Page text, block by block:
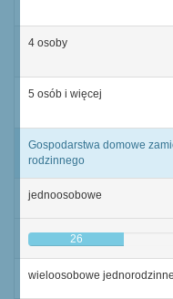
4 osoby
5 osób i więcej
Gospodarstwa domowe
rodzinnego
jednoosobowe
26
wieloosobowe jednorodzinne